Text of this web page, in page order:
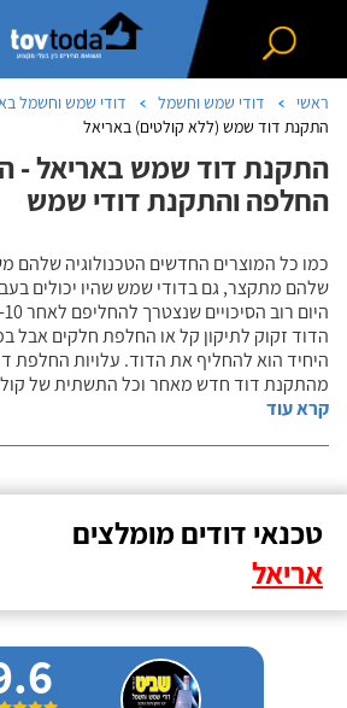
ראשי דודי שמש וחשמל
דודי שמש וחשמל
התקנת דוד שמש (ללא קולטים) באריאל
התקנת דוד שמש באריאל -
החלפה והתקנת דודי שמש
כמו כל המוצרים החדשים הטכנולוגיה שלהם
שלהם מתקצר, גם בדודי שמש שהיו יכולים
הדוד זקוק לתיקון קל או החלפת חלקים אבל
היחיד הוא להחליף את הדוד. עלויות החלפת
מהתקנת דוד חדש מאחר וכל התשתית של
קרא עוד
טכנאי דודים מומלצים
אריאל